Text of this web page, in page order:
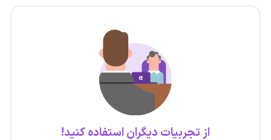
از تجربیات دیگران استفاده کنید!